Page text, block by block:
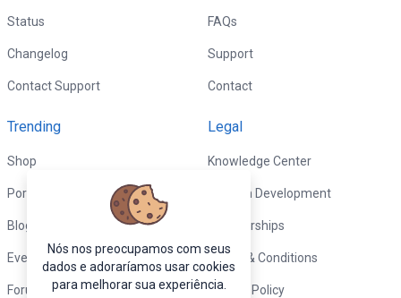
Status
Changelog
Contact Support
FAQs
Support
Contact
Trending
Shop
Portfolio
Blog
Events
Forums
Legal
Knowledge Center
Custom Development
Sponsorships
Terms & Conditions
Privacy Policy
Nós nos preocupamos com seus
dados e adoraríamos usar cookies
para melhorar sua experiência.